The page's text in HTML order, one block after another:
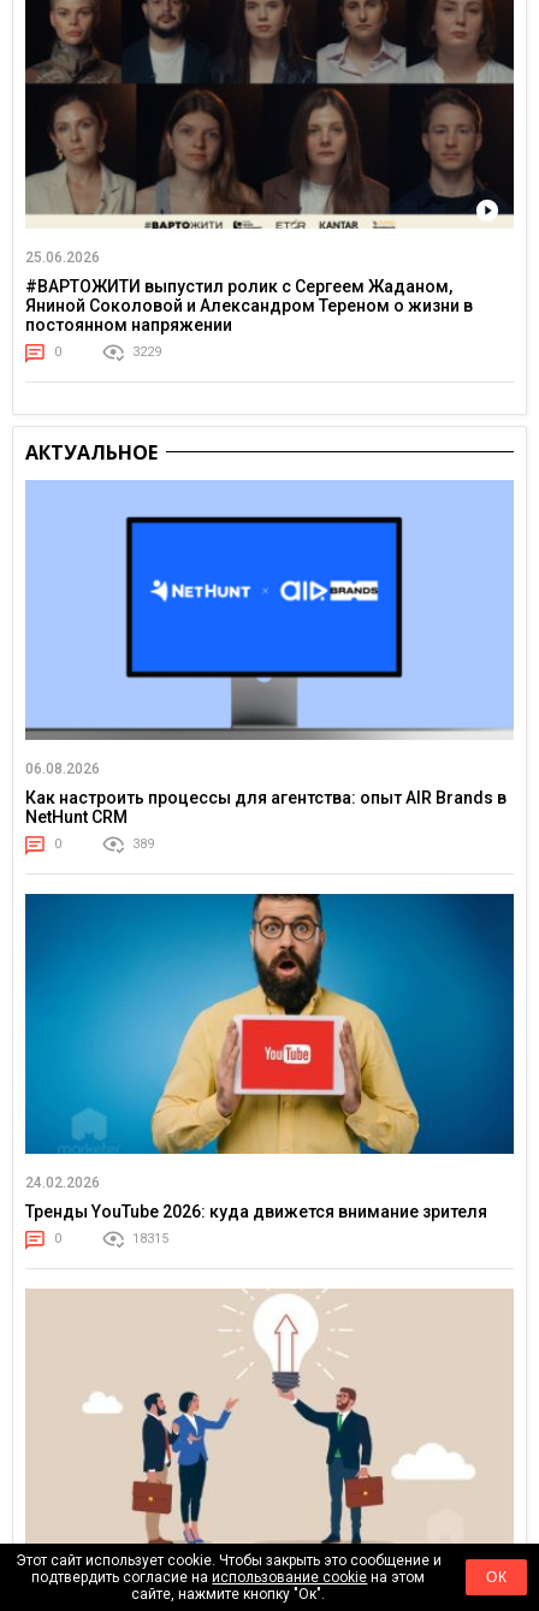
25.06.2026
#ВАРТОЖИТИ выпустил ролик с Сергеем Жаданом,
Яниной Соколовой и Александром Тереном о жизни в
постоянном напряжении
0 3229
АКТУАЛЬНОЕ
06.08.2026
Как настроить процессы для агентства: опыт AIR Brands в
NetHunt CRM
0 389
24.02.2026
Тренды YouTube 2026: куда движется внимание зрителя
0 18315
17.02.2026
Клиенты больше не покупают медиаплан — они покупают
Этот сайт использует cookie. Чтобы закрыть это сообщение и
подтвердить согласие наиспользование cookie на этом
сайте, нажмите кнопку "Ок".
ОК